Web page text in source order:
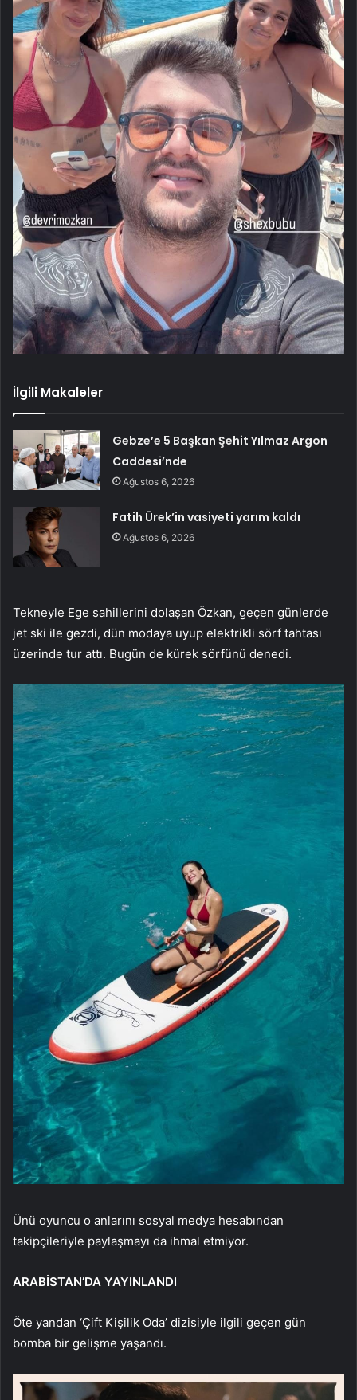
İlgili Makaleler
Gebze’e 5 Başkan Şehit Yılmaz Argon
Caddesi’nde
Ağustos 6, 2026
Fatih Ürek’in vasiyeti yarım kaldı
Ağustos 6, 2026
Tekneyle Ege sahillerini dolaşan Özkan, geçen günlerde
jet ski ile gezdi, dün modaya uyup elektrikli sörf tahtası
üzerinde tur attı. Bugün de kürek sörfünü denedi.
Ünü oyuncu o anlarını sosyal medya hesabından
takipçileriyle paylaşmayı da ihmal etmiyor.
ARABİSTAN’DA YAYINLANDI
Öte yandan ‘Çift Kişilik Oda’ dizisiyle ilgili geçen gün
bomba bir gelişme yaşandı.